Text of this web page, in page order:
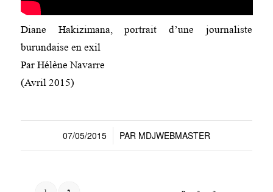
Diane Hakizimana, portrait d’une journaliste
burundaise en exil
Par Hélène Navarre
(Avril 2015)
07/05/2015
/ PAR MDJWEBMASTER